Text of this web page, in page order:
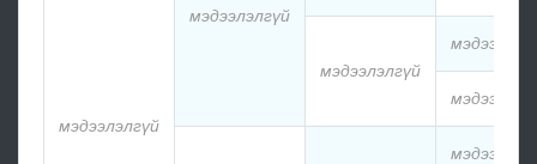
мэдээлэлгүй
мэдээлэлгүй
мэдээлэлгүй